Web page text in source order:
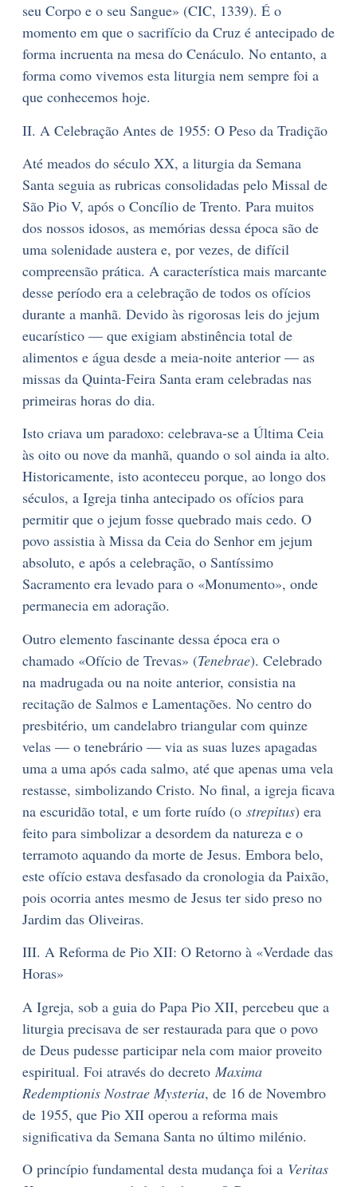
seu Corpo e o seu Sangue» (CIC, 1339). É o
momento em que o sacrifício da Cruz é antecipado de
forma incruenta na mesa do Cenáculo. No entanto, a
forma como vivemos esta liturgia nem sempre foi a
que conhecemos hoje.
II. A Celebração Antes de 1955: O Peso da Tradição
Até meados do século XX, a liturgia da Semana
Santa seguia as rubricas consolidadas pelo Missal de
São Pio V, após o Concílio de Trento. Para muitos
dos nossos idosos, as memórias dessa época são de
uma solenidade austera e, por vezes, de difícil
compreensão prática. A característica mais marcante
desse período era a celebração de todos os ofícios
durante a manhã. Devido às rigorosas leis do jejum
eucarístico — que exigiam abstinência total de
alimentos e água desde a meia-noite anterior — as
missas da Quinta-Feira Santa eram celebradas nas
primeiras horas do dia.
Isto criava um paradoxo: celebrava-se a Última Ceia
às oito ou nove da manhã, quando o sol ainda ia alto.
Historicamente, isto aconteceu porque, ao longo dos
séculos, a Igreja tinha antecipado os ofícios para
permitir que o jejum fosse quebrado mais cedo. O
povo assistia à Missa da Ceia do Senhor em jejum
absoluto, e após a celebração, o Santíssimo
Sacramento era levado para o «Monumento», onde
permanecia em adoração.
Outro elemento fascinante dessa época era o
chamado «Ofício de Trevas» (Tenebrae). Celebrado
na madrugada ou na noite anterior, consistia na
recitação de Salmos e Lamentações. No centro do
presbitério, um candelabro triangular com quinze
velas — o tenebrário — via as suas luzes apagadas
uma a uma após cada salmo, até que apenas uma vela
restasse, simbolizando Cristo. No final, a igreja ficava
na escuridão total, e um forte ruído (o strepitus) era
feito para simbolizar a desordem da natureza e o
terramoto aquando da morte de Jesus. Embora belo,
este ofício estava desfasado da cronologia da Paixão,
pois ocorria antes mesmo de Jesus ter sido preso no
Jardim das Oliveiras.
III. A Reforma de Pio XII: O Retorno à «Verdade das
Horas»
A Igreja, sob a guia do Papa Pio XII, percebeu que a
liturgia precisava de ser restaurada para que o povo
de Deus pudesse participar nela com maior proveito
espiritual. Foi através do decreto Maxima
Redemptionis Nostrae Mysteria, de 16 de Novembro
de 1955, que Pio XII operou a reforma mais
significativa da Semana Santa no último milénio.
O princípio fundamental desta mudança foi a Veritas